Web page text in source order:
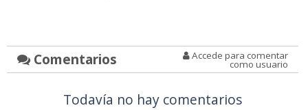
Comentarios Accede para comentar
como usuario
Todavía no hay comentarios